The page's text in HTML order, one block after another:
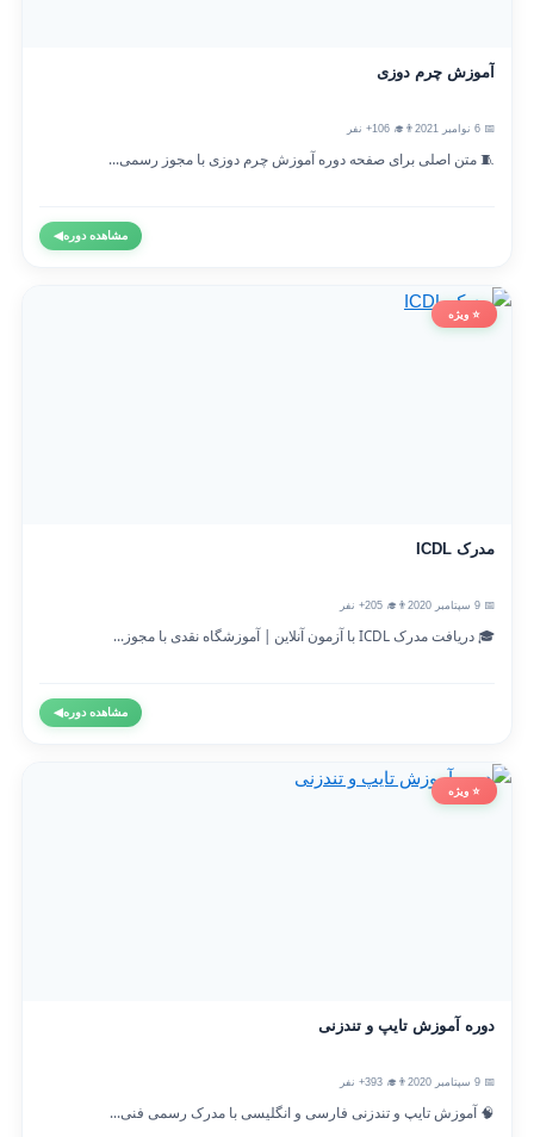
آموزش چرم دوزی
👨‍🎓 106+ نفر
🧵 متن اصلی برای صفحه دوره آموزش چرم دوزی با مجوز رسمی...
مشاهده دوره◀
⭐ ویژه
مدرک ICDL
👨‍🎓 205+ نفر
🎓 دریافت مدرک ICDL با آزمون آنلاین | آموزشگاه نقدی با مجوز...
مشاهده دوره◀
⭐ ویژه
دوره آموزش تایپ و تندزنی
👨‍🎓 393+ نفر
🧠 آموزش تایپ و تندزنی فارسی و انگلیسی با مدرک رسمی فنی...